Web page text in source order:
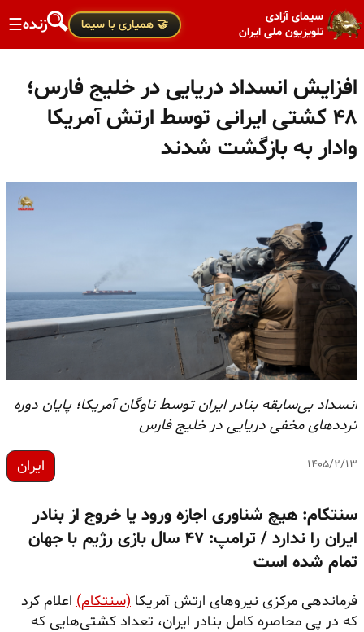
سیمای آزادی
تلویزیون ملی ایران
🤝 همیاری با سیما زنده☰
افزایش انسداد دریایی در خلیج فارس؛
۴۸ کشتی ایرانی توسط ارتش آمریکا
وادار به بازگشت شدند
انسداد بی‌سابقه بنادر ایران توسط ناوگان آمریکا؛ پایان دوره
ترددهای مخفی دریایی در خلیج فارس
۱۴۰۵/۲/۱۳ ایران
سنتکام: هیچ شناوری اجازه ورود یا خروج از بنادر
ایران را ندارد / ترامپ: ۴۷ سال بازی رژیم با جهان
تمام شده است
فرماندهی مرکزی نیروهای ارتش آمریکا (سنتکام) اعلام کرد
که در پی محاصره کامل بنادر ایران، تعداد کشتی‌هایی که